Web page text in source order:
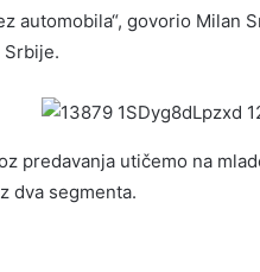
automobila“, govorio Milan
Srbije.
predavanja utičemo na
dva segmenta.